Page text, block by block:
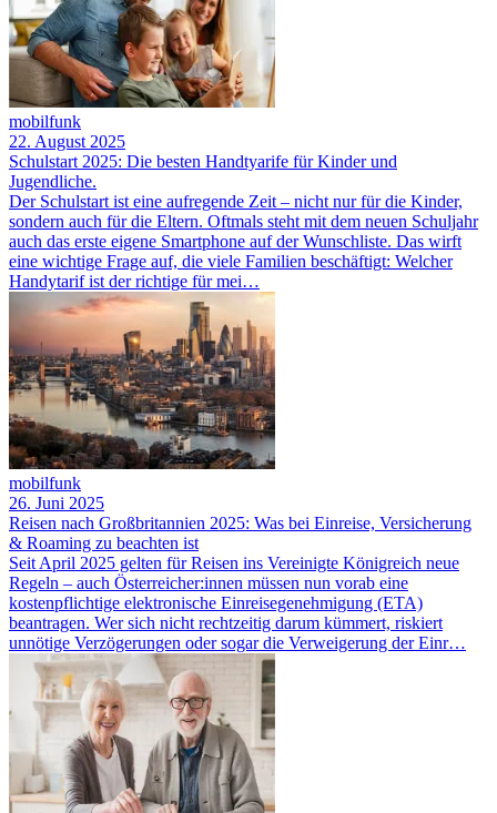
mobilfunk
22. August 2025
Schulstart 2025: Die besten Handtyarife für Kinder und
Jugendliche.
Der Schulstart ist eine aufregende Zeit – nicht nur für die Kinder,
sondern auch für die Eltern. Oftmals steht mit dem neuen Schuljahr
auch das erste eigene Smartphone auf der Wunschliste. Das wirft
eine wichtige Frage auf, die viele Familien beschäftigt: Welcher
Handytarif ist der richtige für mei…
mobilfunk
26. Juni 2025
Reisen nach Großbritannien 2025: Was bei Einreise, Versicherung
& Roaming zu beachten ist
Seit April 2025 gelten für Reisen ins Vereinigte Königreich neue
Regeln – auch Österreicher:innen müssen nun vorab eine
kostenpflichtige elektronische Einreisegenehmigung (ETA)
beantragen. Wer sich nicht rechtzeitig darum kümmert, riskiert
unnötige Verzögerungen oder sogar die Verweigerung der Einr…